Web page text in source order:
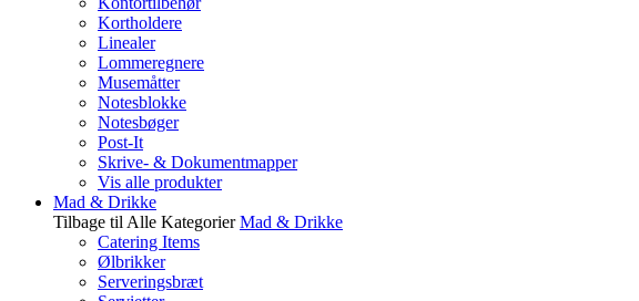
Kortholdere
Linealer
Lommeregnere
Musemåtter
Notesblokke
Notesbøger
Post-It
Skrive- & Dokumentmapper
Vis alle produkter
Mad & Drikke
Tilbage til Alle Kategorier Mad & Drikke
Catering Items
Ølbrikker
Serveringsbræt